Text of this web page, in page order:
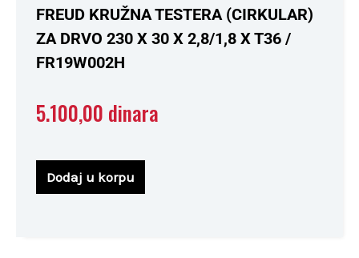
Ocenjeno
sa
od
FREUD KRUŽNA TESTERA (CIRKULAR)
ZA DRVO 230 X 30 X 2,8/1,8 X T36 /
FR19W002H
5.100,00 dinara
Dodaj u korpu